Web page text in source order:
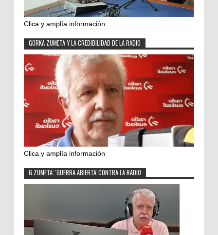
Clica y amplía información
GORKA ZUMETA Y LA CREDIBILIDAD DE LA RADIO
Clica y amplía información
G.ZUMETA: 'GUERRA ABIERTA' CONTRA LA RADIO